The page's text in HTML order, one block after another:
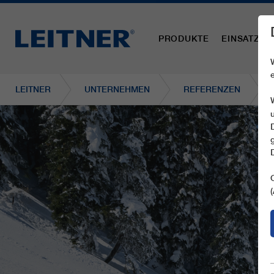
PRODUKTE
LEITNER UNTERNEHMEN REFERENZEN